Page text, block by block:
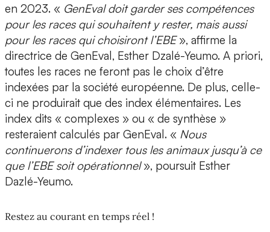
en 2023. « GenEval doit garder ses compétences
pour les races qui souhaitent y rester, mais aussi
pour les races qui choisiront l’EBE», affirme la
directrice de GenEval, Esther Dzalé-Yeumo. A priori,
toutes les races ne feront pas le choix d’être
indexées par la société européenne. De plus, celle-
ci ne produirait que des index élémentaires. Les
index dits « complexes » ou « de synthèse »
resteraient calculés par GenEval. « Nous
continuerons d’indexer tous les animaux jusqu’à ce
que l’EBE soit opérationnel», poursuit Esther
Dazlé-Yeumo.
Restez au courant en temps réel !